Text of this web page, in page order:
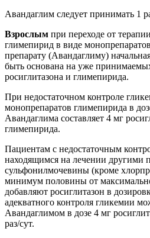
Авандаглим следует принимать 1
Взрослым при переходе от
глимепирид в виде
препарату (Авандаглиму)
быть основана на уже
росиглитазона и глимепирида.
При недостаточном контроле
монопрепаратов глимепирида в
Авандаглима составляет 4 мг
глимепирида.
Пациентам с недостаточным
находящимся на лечении другими
сульфонилмочевины (кроме
минимум половины от
добавляют росиглитазон в
адекватного контроля гликемии
Авандаглимом в дозе 4 мг
раз/сут.